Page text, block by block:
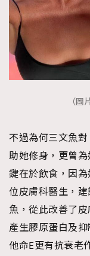
（圖
不過為何三文魚
助她修身，更曾
鍵在於飲食，因
位皮膚科醫生，
魚，從此改善了
產生膠原蛋白及
他命E更有抗衰老